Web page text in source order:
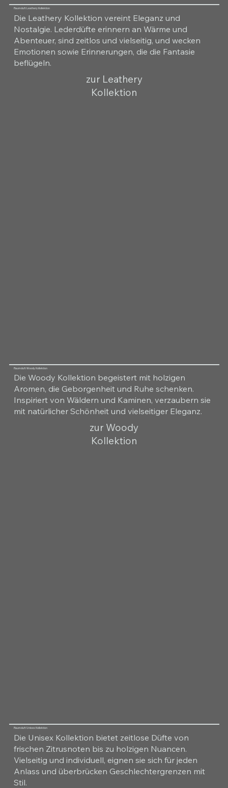
Raumduft Leathery Kollektion
Die Leathery Kollektion vereint Eleganz und
Nostalgie. Lederdüfte erinnern an Wärme und
Abenteuer, sind zeitlos und vielseitig, und wecken
Emotionen sowie Erinnerungen, die die Fantasie
beflügeln.
zur Leathery
Kollektion
Raumduft Woody Kollektion
Die Woody Kollektion begeistert mit holzigen
Aromen, die Geborgenheit und Ruhe schenken.
Inspiriert von Wäldern und Kaminen, verzaubern sie
mit natürlicher Schönheit und vielseitiger Eleganz.
zur Woody
Kollektion
Raumduft Unisex Kollektion
Die Unisex Kollektion bietet zeitlose Düfte von
frischen Zitrusnoten bis zu holzigen Nuancen.
Vielseitig und individuell, eignen sie sich für jeden
Anlass und überbrücken Geschlechtergrenzen mit
Stil.